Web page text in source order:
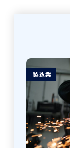
製造業